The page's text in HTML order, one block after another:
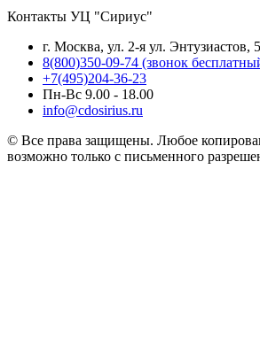
Контакты УЦ "Сириус"
г. Москва, ул. 2-я ул. Энтузиастов,
8(800)350-09-74 (звонок
+7(495)204-36-23
Пн-Вс 9.00 - 18.00
info@cdosirius.ru
© Все права защищены. Любое
возможно только с письменного